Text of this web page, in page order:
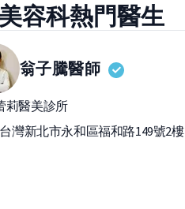
容科熱門醫生
翁子騰醫師
莉醫美診所
灣新北市永和區福和路149號2樓